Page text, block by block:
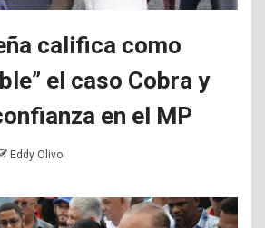
califica como
el caso Cobra y
en el MP
Eddy Olivo